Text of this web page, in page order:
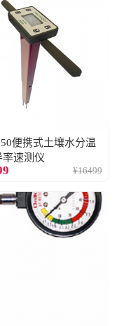
便携式土壤水分温
率速测仪
¥16499